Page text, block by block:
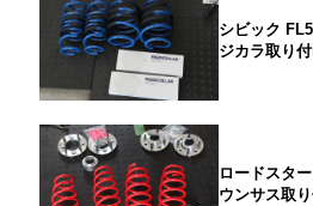
シビック
ジカラ取り
ロードスタ
ウンサス取